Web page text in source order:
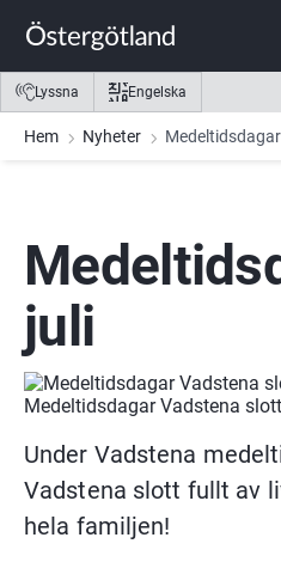
Gå till innehåll
Gå till meny
Gå till sidfot
Lyssna Engelska
Hem Nyheter
juli
Medeltidsdagar Vadstena
Under Vadstena
Vadstena slott fullt av
hela familjen!